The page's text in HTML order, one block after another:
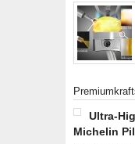
Ultra-
Michelin